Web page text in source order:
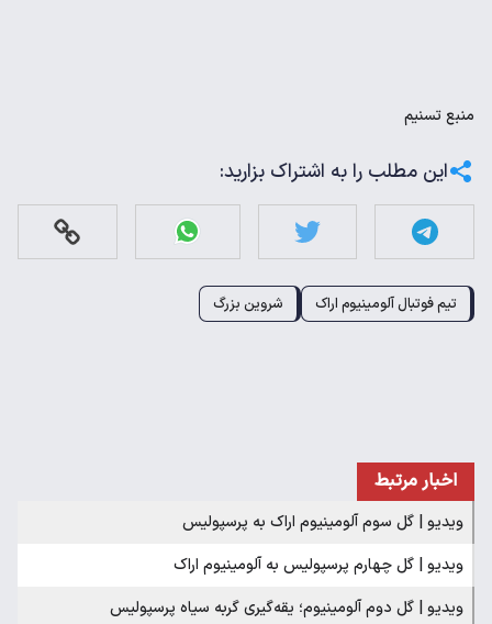
منبعتسنیم
این مطلب را به اشتراک بزارید:
تیم فوتبال آلومینیوم اراک شروین بزرگ
اخبار مرتبط
ویدیو | گل سوم آلومینیوم اراک به پرسپولیس
ویدیو | گل چهارم پرسپولیس به آلومینیوم اراک
ویدیو | گل دوم آلومینیوم؛ یقه‌گیری گربه سیاه پرسپولیس